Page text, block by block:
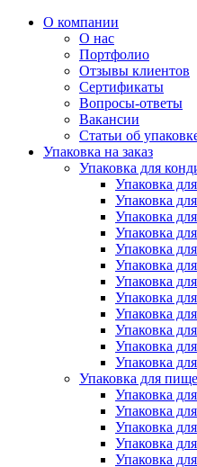
О компании
О нас
Портфолио
Отзывы клиентов
Сертификаты
Вопросы-ответы
Вакансии
Статьи об
Упаковка на заказ
Упаковка для
Упаковка
Упаковка
Упаковка
Упаковка
Упаковка
Упаковка
Упаковка
Упаковка
Упаковка
Упаковка
Упаковка
Упаковка
Упаковка для
Упаковка
Упаковка
Упаковка
Упаковка
Упаковка